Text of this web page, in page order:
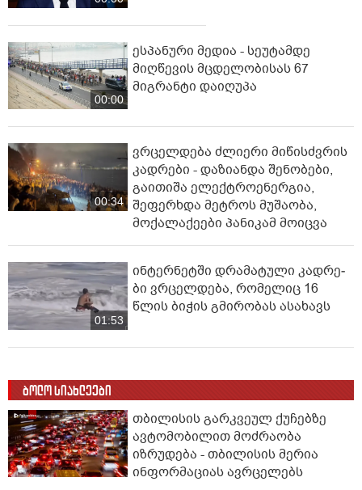
00:00
ესპანური მედია - სეუტამდე
მიღწევის მცდელობისას 67
მიგრანტი დაიღუპა
00:34
ვრცელდება ძლიერი მიწისძვრის
კადრები - დაზიანდა შენობები,
გაითიშა ელექტროენერგია,
შეფერხდა მეტროს მუშაობა,
მოქალაქეები პანიკამ მოიცვა
01:53
ინ­ტერ­ნეტ­ში დრა­მა­ტუ­ლი კად­რე­
ბი ვრცელდება, რომელიც 16
წლის ბიჭის გმირობას ასახავს
ბოლო სიახლეები
თბილისის გარკვეულ ქუჩებზე
ავტომობილით მოძრაობა
იზრუდება - თბილისის მერია
ინფორმაციას ავრცელებს